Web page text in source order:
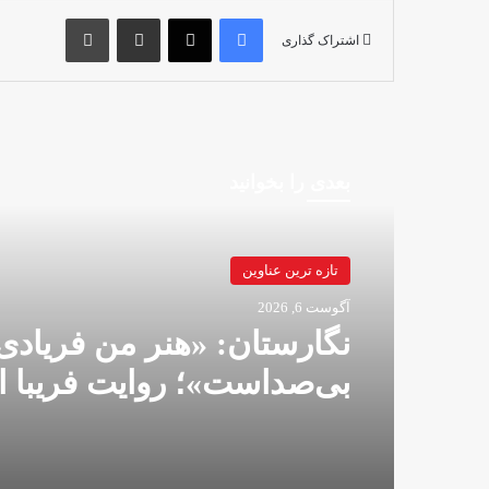
اشتراک گذاری
فیس بوک X اشتراک گذاری از طریق ایمیل چاپ
تازه ترین عناوین
آگوست 6, 2026
نگارستان: «هنر من
بی‌صداست»؛ روایت فریبا